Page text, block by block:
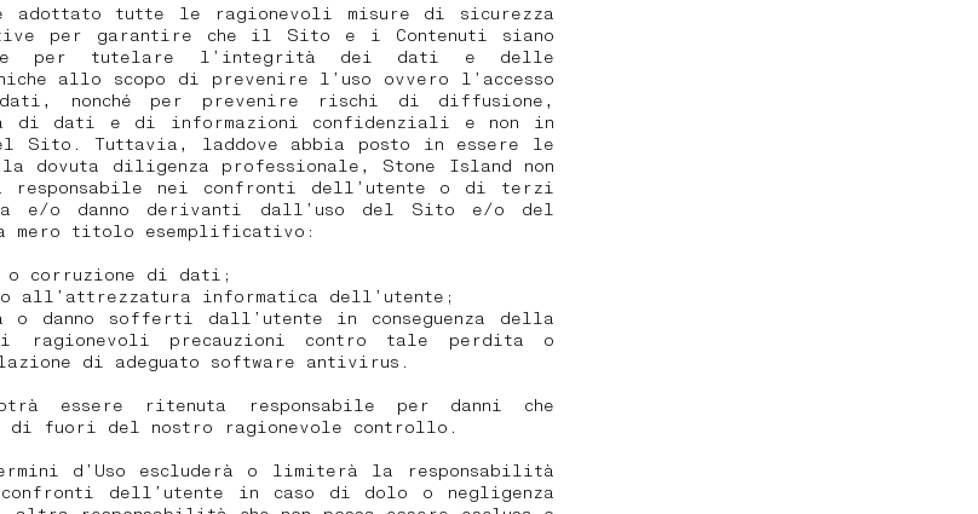
adottato tutte le ragionevoli misure di sicurezza
per garantire che il Sito e i Contenuti siano
per tutelare l’integrità dei dati e delle
allo scopo di prevenire l’uso ovvero l’accesso
nonché per prevenire rischi di diffusione,
di dati e di informazioni confidenziali e non in
Sito. Tuttavia, laddove abbia posto in essere le
dovuta diligenza professionale, Stone Island non
responsabile nei confronti dell’utente o di terzi
e/o danno derivanti dall’uso del Sito e/o del
a mero titolo esemplificativo:
o corruzione di dati;
all’attrezzatura informatica dell’utente;
o danno sofferti dall’utente in conseguenza della
di ragionevoli precauzioni contro tale perdita o
di adeguato software antivirus.
essere ritenuta responsabile per danni che
di fuori del nostro ragionevole controllo.
d’Uso escluderà o limiterà la responsabilità
dell’utente in caso di dolo o negligenza